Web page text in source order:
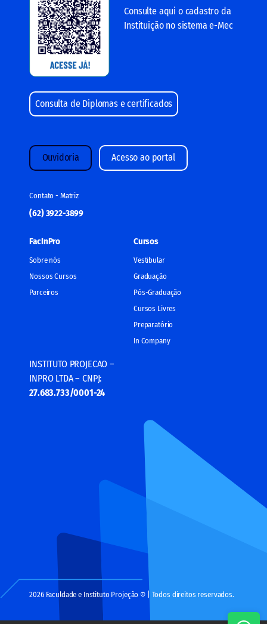
Consulte aqui o cadastro da
Instituição no sistema e-Mec
Consulta de Diplomas e certificados
Ouvidoria Acesso ao portal
Contato - Matriz
(62) 3922-3899
FacInPro
Sobre nós
Nossos Cursos
Parceiros
Cursos
Vestibular
Graduação
Pós-Graduação
Cursos Livres
Preparatório
In Company
INSTITUTO PROJECAO –
INPRO LTDA – CNPJ:
27.683.733/0001-24
2026 Faculdade e Instituto Projeção © | Todos direitos reservados.